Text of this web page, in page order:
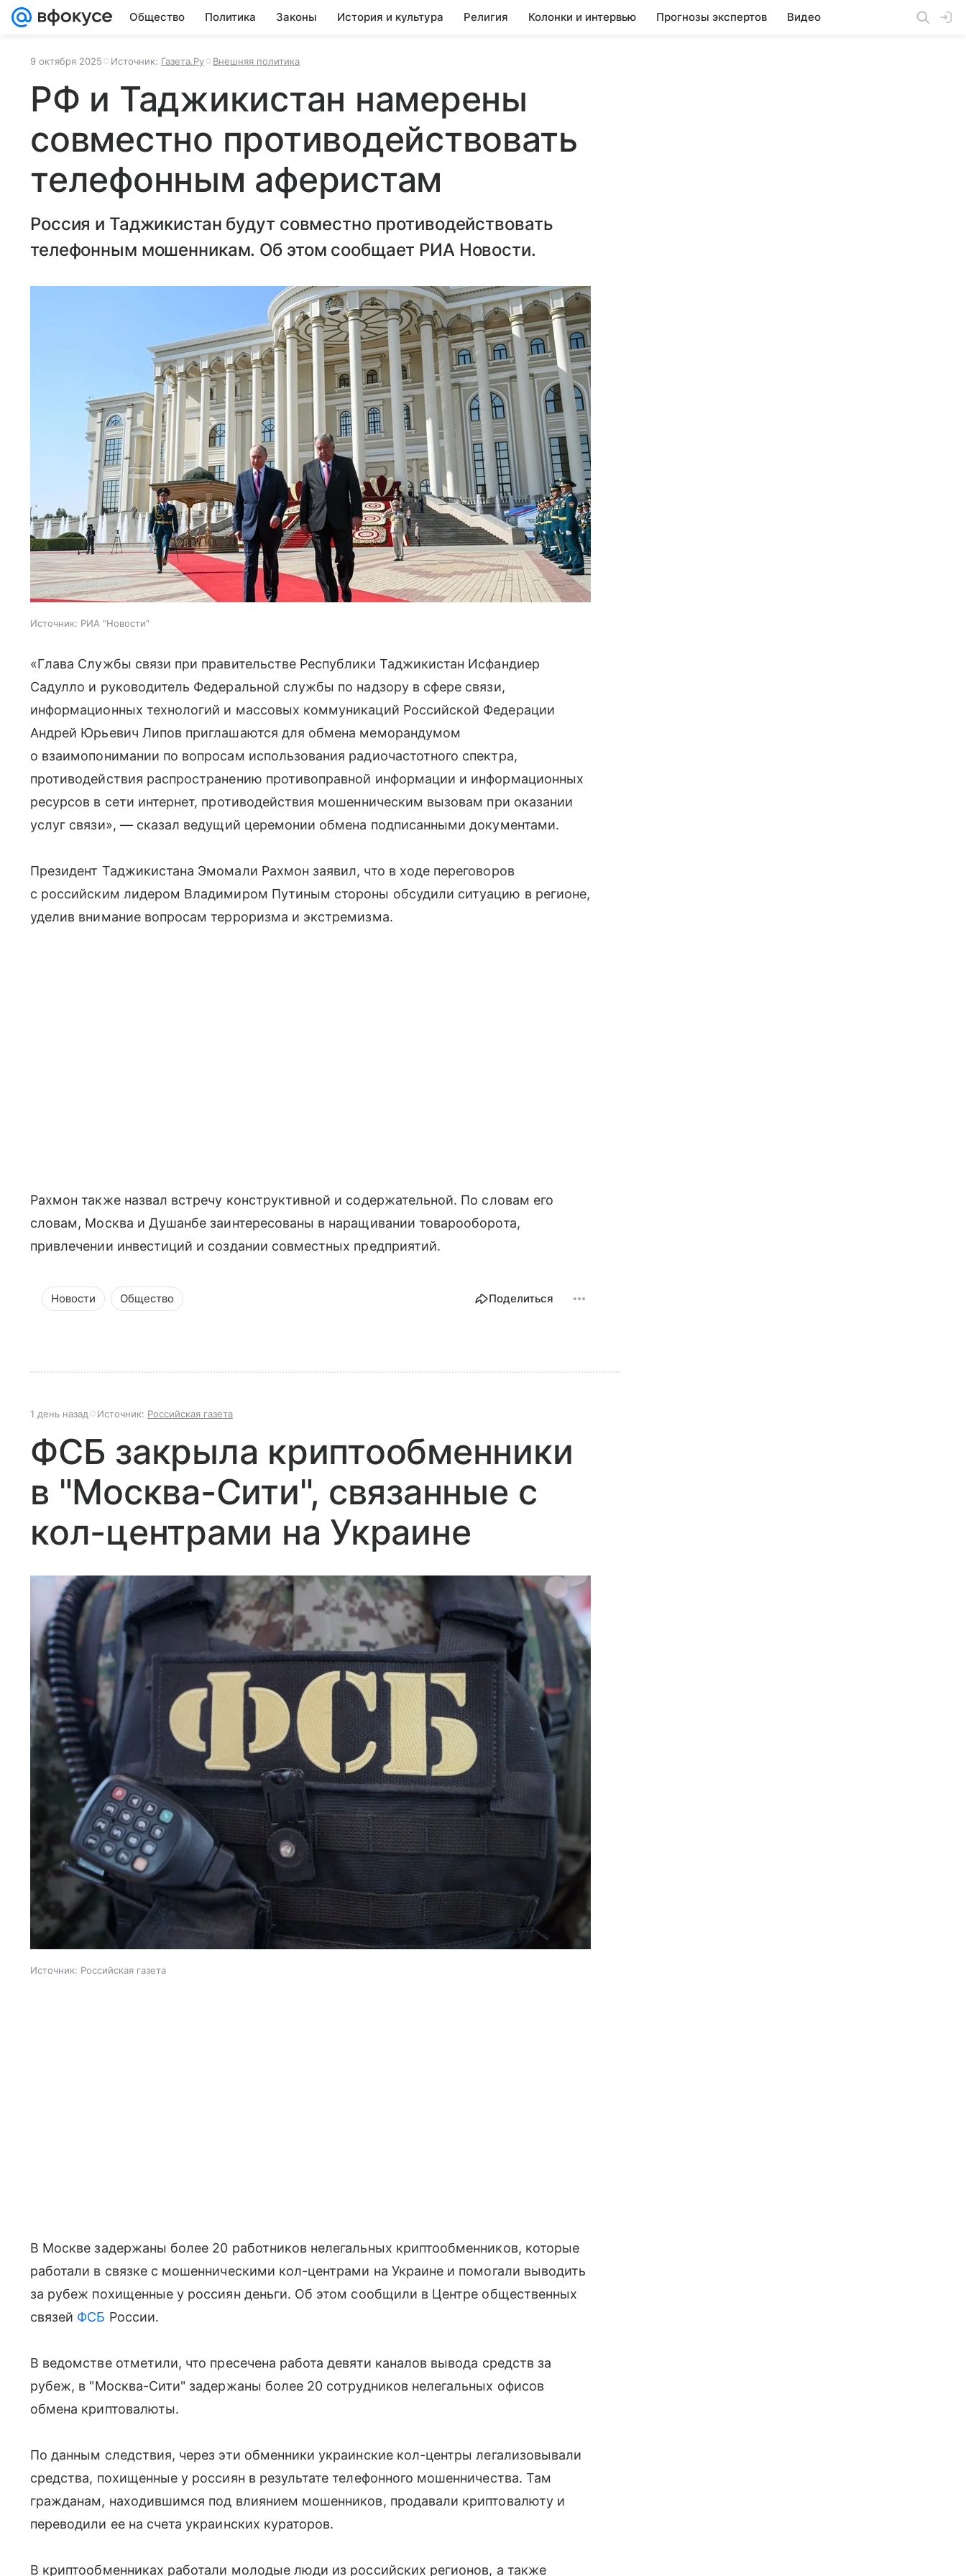
Общество Политика Законы История и культура Религия Колонки и интервью Прогнозы экспертов Видео
9 октября 2025 Источник: Газета.Ру Внешняя политика
РФ и Таджикистан намерены
совместно противодействовать
телефонным аферистам
Россия и Таджикистан будут совместно противодействовать
телефонным мошенникам. Об этом сообщает РИА Новости.
Источник: РИА "Новости"
«Глава Службы связи при правительстве Республики Таджикистан Исфандиер
Садулло и руководитель Федеральной службы по надзору в сфере связи,
информационных технологий и массовых коммуникаций Российской Федерации
Андрей Юрьевич Липов приглашаются для обмена меморандумом
о взаимопонимании по вопросам использования радиочастотного спектра,
противодействия распространению противоправной информации и информационных
ресурсов в сети интернет, противодействия мошенническим вызовам при оказании
услуг связи», — сказал ведущий церемонии обмена подписанными документами.
Президент Таджикистана Эмомали Рахмон заявил, что в ходе переговоров
с российским лидером Владимиром Путиным стороны обсудили ситуацию в регионе,
уделив внимание вопросам терроризма и экстремизма.
Рахмон также назвал встречу конструктивной и содержательной. По словам его
словам, Москва и Душанбе заинтересованы в наращивании товарооборота,
привлечении инвестиций и создании совместных предприятий.
Новости Общество Поделиться
1 день назад Источник: Российская газета
ФСБ закрыла криптообменники
в "Москва-Сити", связанные с
кол-центрами на Украине
Источник: Российская газета
В Москве задержаны более 20 работников нелегальных криптообменников, которые
работали в связке с мошенническими кол-центрами на Украине и помогали выводить
за рубеж похищенные у россиян деньги. Об этом сообщили в Центре общественных
связей ФСБ России.
В ведомстве отметили, что пресечена работа девяти каналов вывода средств за
рубеж, в "Москва-Сити" задержаны более 20 сотрудников нелегальных офисов
обмена криптовалюты.
По данным следствия, через эти обменники украинские кол-центры легализовывали
средства, похищенные у россиян в результате телефонного мошенничества. Там
гражданам, находившимся под влиянием мошенников, продавали криптовалюту и
переводили ее на счета украинских кураторов.
В криптообменниках работали молодые люди из российских регионов, а также